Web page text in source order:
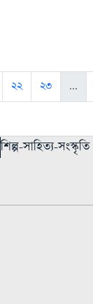
২২ ২৩ ...
শিল্প-সাহিত্য-সংস্কৃতি